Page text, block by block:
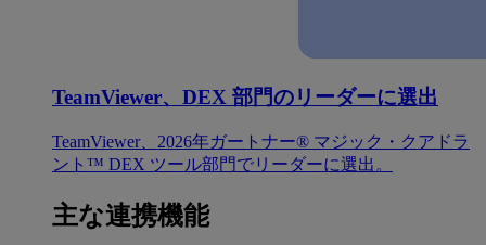
TeamViewer、DEX 部門のリーダーに選出
TeamViewer、2026年ガートナー® マジック・クアドラ
ント™ DEX ツール部門でリーダーに選出。
主な連携機能